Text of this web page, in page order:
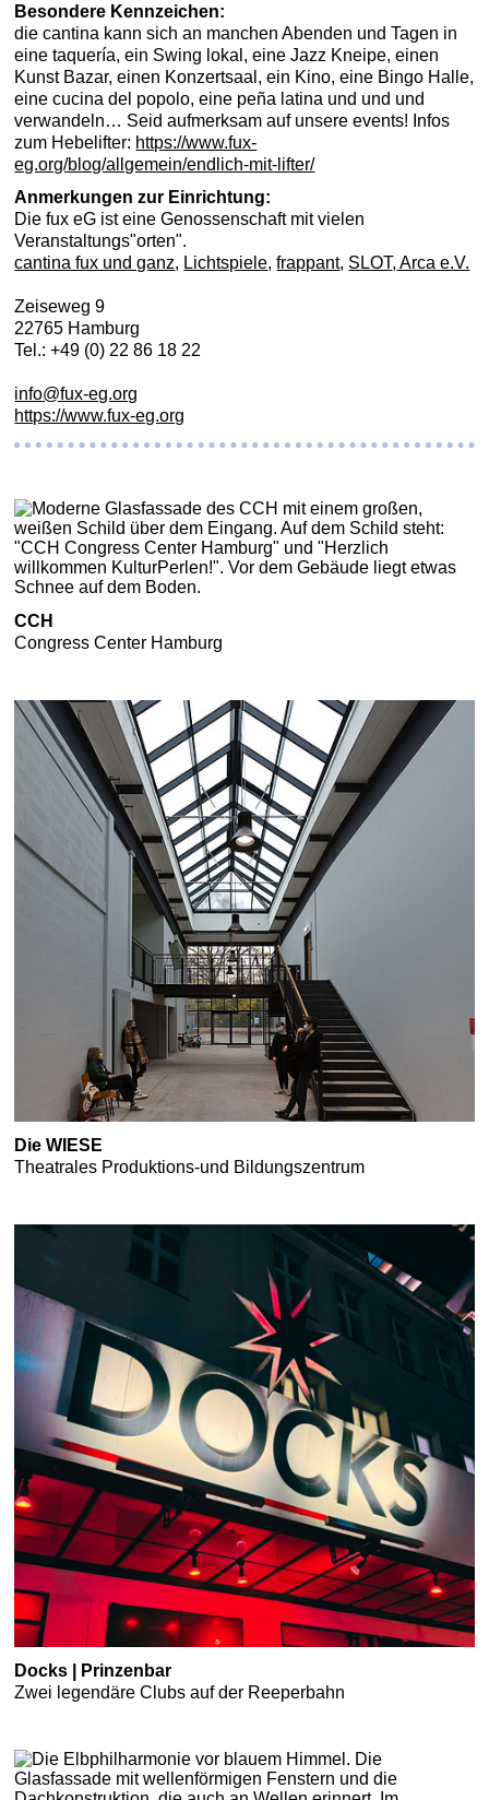
Besondere Kennzeichen:
die cantina kann sich an manchen Abenden und Tagen in
eine taquería, ein Swing lokal, eine Jazz Kneipe, einen
Kunst Bazar, einen Konzertsaal, ein Kino, eine Bingo Halle,
eine cucina del popolo, eine peña latina und und und
verwandeln… Seid aufmerksam auf unsere events! Infos
zum Hebelifter: https://www.fux-
eg.org/blog/allgemein/endlich-mit-lifter/
Anmerkungen zur Einrichtung:
Die fux eG ist eine Genossenschaft mit vielen
Veranstaltungs"orten".
cantina fux und ganz, Lichtspiele,frappant, SLOT, Arca e.V.
Zeiseweg 9
22765 Hamburg
Tel.: +49 (0) 22 86 18 22
info@fux-eg.org
https://www.fux-eg.org
CCH
Congress Center Hamburg
Die WIESE
Theatrales Produktions-und Bildungszentrum
Docks | Prinzenbar
Zwei legendäre Clubs auf der Reeperbahn